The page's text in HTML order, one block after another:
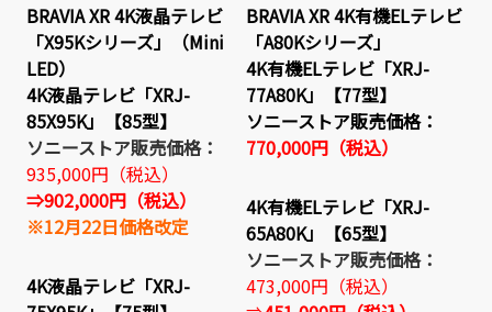
BRAVIA XR 4K液晶テレビ
「X95Kシリーズ」（Mini
LED）
4K液晶テレビ「XRJ-
85X95K」【85型】
ソニーストア販売価格：
935,000円（税込）
⇒902,000円（税込）
※12月22日価格改定
4K液晶テレビ「XRJ-
BRAVIA XR 4K有機ELテレビ
「A80Kシリーズ」
4K有機ELテレビ「XRJ-
77A80K」【77型】
ソニーストア販売価格：
770,000円（税込）
4K有機ELテレビ「XRJ-
65A80K」【65型】
ソニーストア販売価格：
473,000円（税込）